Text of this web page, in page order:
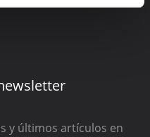
y últimos artículos en